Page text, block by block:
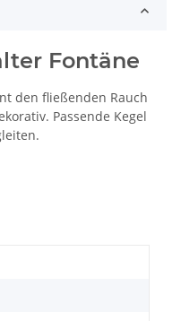
Fontäne
den fließenden Rauch
Passende Kegel